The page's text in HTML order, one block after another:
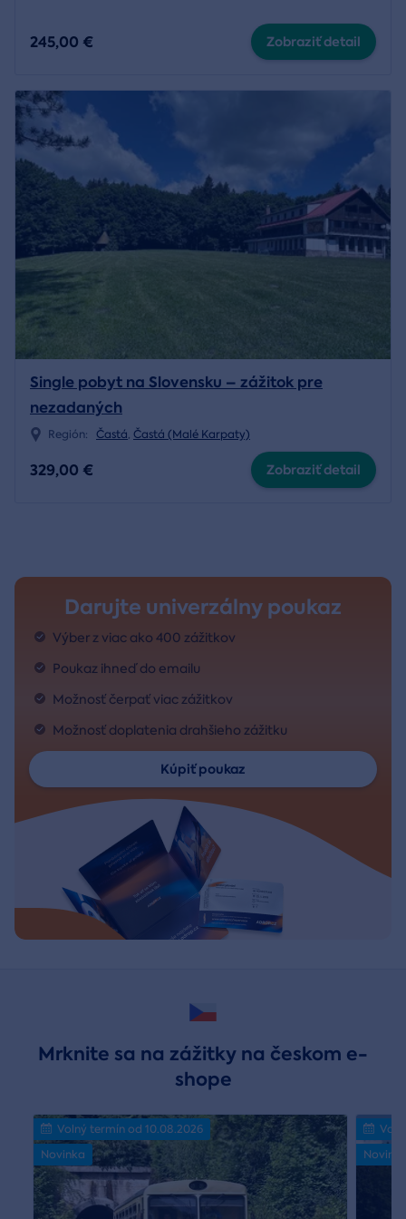
245,00 € Zobraziť detail
Single pobyt na Slovensku – zážitok pre
nezadaných
Región: Častá, Častá (Malé Karpaty)
329,00 € Zobraziť detail
Darujte univerzálny poukaz
Výber z viac ako 400 zážitkov
Poukaz ihneď do emailu
Možnosť čerpať viac zážitkov
Možnosť doplatenia drahšieho zážitku
Kúpiť poukaz
Mrknite sa na zážitky na českom e-
shope
Volný termín od 10.08.2026
Novinka